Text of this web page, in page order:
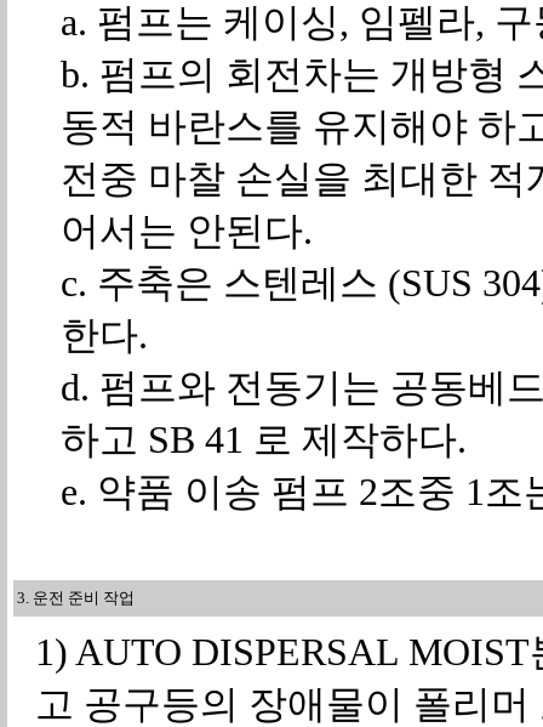
a. 펌프는 케이싱, 임펠라,
b. 펌프의 회전차는 개방형
동적 바란스를 유지해야 하
전중 마찰 손실을 최대한
어서는 안된다.
c. 주축은 스텐레스 (SUS
한다.
d. 펌프와 전동기는 공동베
하고 SB 41 로 제작하다.
e. 약품 이송 펌프 2조중 1조
3. 운전 준비 작업
1) AUTO DISPERSAL
고 공구등의 장애물이 폴리